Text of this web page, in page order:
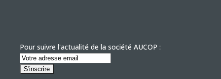
Pour suivre l'actualité de la société AUCOP :